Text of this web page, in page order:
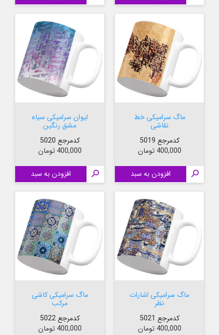
ماگ سرامیکی خط
نقاشی
کدمرجع 5019
قیمت
400,000 تومان
 افزودن به سبد
لیوان سرامیکی سیاه
مشق رنگین
کدمرجع 5020
قیمت
400,000 تومان
 افزودن به سبد
ماگ سرامیکی اشارات
نظر
کدمرجع 5021
قیمت
400,000 تومان
ماگ سرامیکی کاشی
مرکب
کدمرجع 5022
قیمت
400,000 تومان